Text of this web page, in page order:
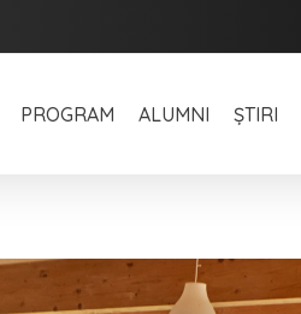
PROGRAM ALUMNI ȘTIRI